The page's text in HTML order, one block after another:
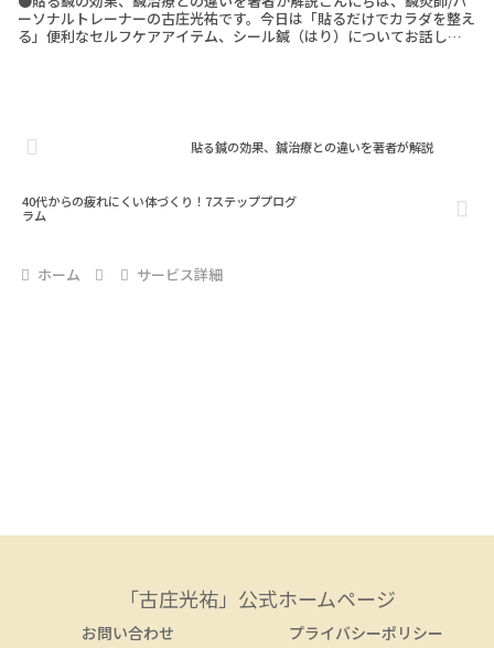
ーソナルトレーナーの古庄光祐です。今日は「貼るだけでカラダを整え
る」便利なセルフケアアイテム、シール鍼（はり）についてお話しま
貼る鍼の効果、鍼治療との違いを著者が解説
40代からの疲れにくい体づくり！7ステッププログ
ラム
ホーム サービス詳細
「古庄光祐」公式ホームページ
お問い合わせ プライバシーポリシー